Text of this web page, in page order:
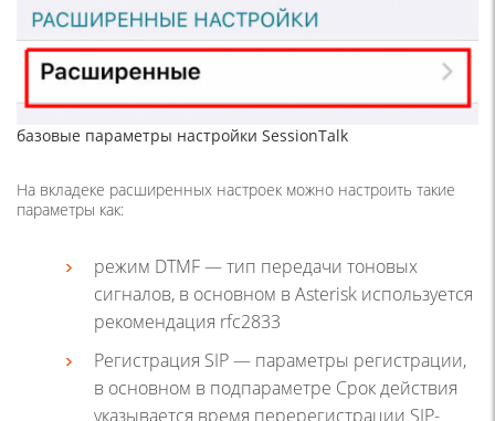
базовые параметры настройки SessionTalk
На вкладеке расширенных настроек можно настроить такие
параметры как:
режим DTMF — тип передачи тоновых
сигналов, в основном в Asterisk используется
рекомендация rfc2833
Регистрация SIP — параметры регистрации,
в основном в подпараметре Срок действия
указывается время перерегистрации SIP-